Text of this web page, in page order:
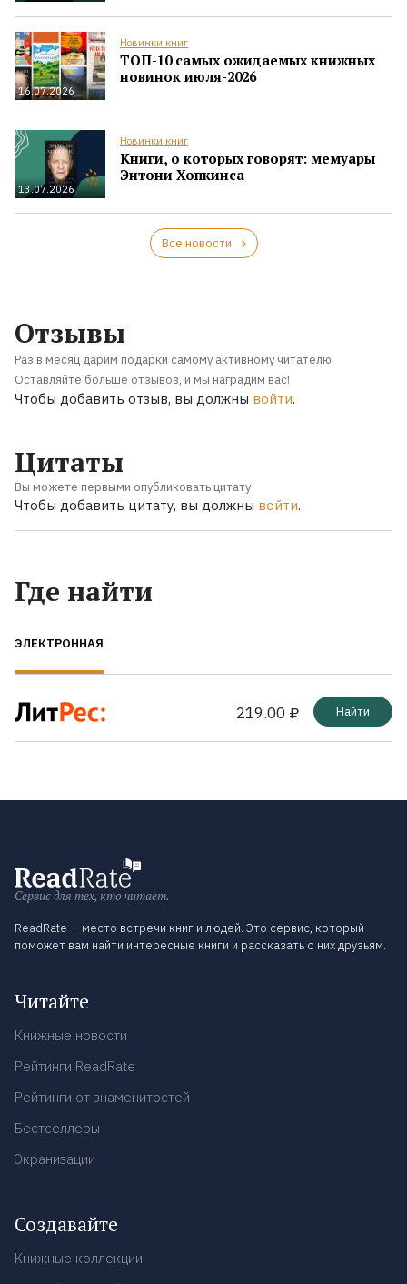
16.07.2026
Новинки книг
ТОП-10 самых ожидаемых книжных
новинок июля-2026
13.07.2026
Новинки книг
Книги, о которых говорят: мемуары
Энтони Хопкинса
Все новости
Отзывы
Раз в месяц дарим подарки самому активному читателю.
Оставляйте больше отзывов, и мы наградим вас!
Чтобы добавить отзыв, вы должны войти.
Цитаты
Вы можете первыми опубликовать цитату
Чтобы добавить цитату, вы должны войти.
Где найти
ЭЛЕКТРОННАЯ
219.00 ₽ Найти
Сервис для тех, кто читает.
ReadRate — место встречи книг и людей. Это сервис, который
поможет вам найти интересные книги и рассказать о них друзьям.
Читайте
Книжные новости
Рейтинги ReadRate
Рейтинги от знаменитостей
Бестселлеры
Экранизации
Создавайте
Книжные коллекции